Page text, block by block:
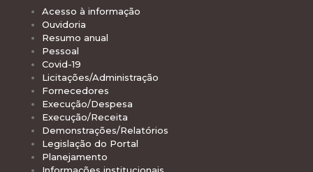
Acesso à informação
Ouvidoria
Resumo anual
Pessoal
Covid-19
Licitações/Administração
Fornecedores
Execução/Despesa
Execução/Receita
Demonstrações/Relatórios
Legislação do Portal
Planejamento